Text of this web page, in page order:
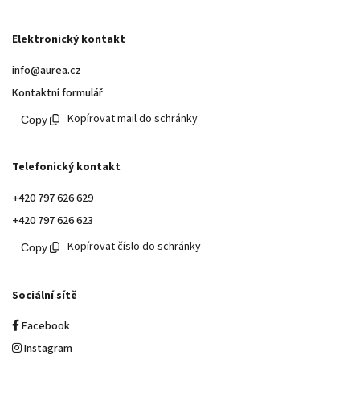
Elektronický kontakt
info@aurea.cz
Kontaktní formulář
Kopírovat mail do schránky
Telefonický kontakt
+420 797 626 629
+420 797 626 623
Kopírovat číslo do schránky
Sociální sítě
Facebook
Instagram